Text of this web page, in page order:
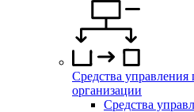
Средства управления
организации
Средства